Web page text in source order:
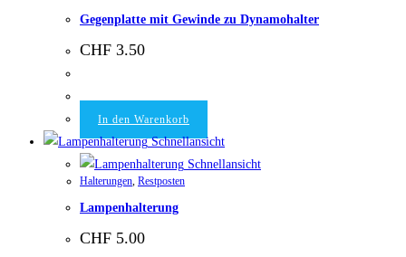
Gegenplatte mit Gewinde zu Dynamohalter
CHF 3.50
In den Warenkorb
Schnellansicht
Schnellansicht
Halterungen Restposten
Lampenhalterung
CHF 5.00